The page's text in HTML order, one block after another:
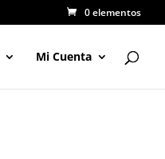
0 elementos
Mi Cuenta